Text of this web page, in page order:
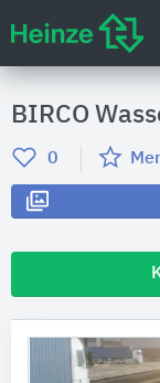
BIRCO
0